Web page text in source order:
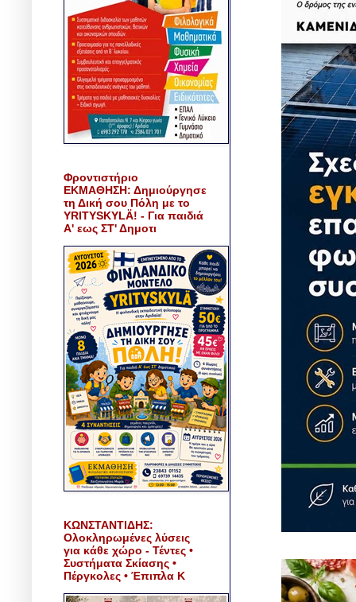
Φροντιστήριο
ΕΚΜΑΘΗΣΗ: Δημιούργησε
τη Δική σου Πόλη με το
YRITYSKYLÄ! - Για παιδιά
Α' εως ΣΤ' Δημοτι
ΚΩΝΣΤΑΝΤΙΔΗΣ:
Ολοκληρωμένες λύσεις
για κάθε χώρο - Τέντες •
Συστήματα Σκίασης •
Πέργκολες • Έπιπλα Κ